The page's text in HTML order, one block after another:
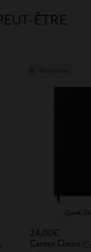
ÊTRE
Quick
24,00€
Carnet Classic